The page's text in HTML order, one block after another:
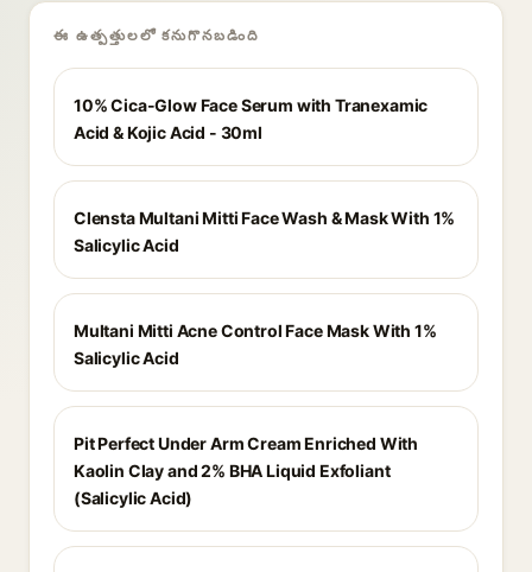
ఈ ఉత్పత్తులలో కనుగొనబడింది
10% Cica-Glow Face Serum with Tranexamic
Acid & Kojic Acid - 30ml
Clensta Multani Mitti Face Wash & Mask With 1%
Salicylic Acid
Multani Mitti Acne Control Face Mask With 1%
Salicylic Acid
Pit Perfect Under Arm Cream Enriched With
Kaolin Clay and 2% BHA Liquid Exfoliant
(Salicylic Acid)